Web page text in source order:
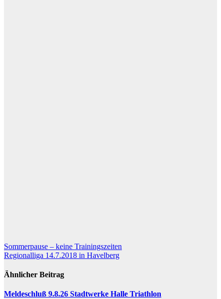
Beitragsnavigation
Sommerpause – keine Trainingszeiten
Regionalliga 14.7.2018 in Havelberg
Ähnlicher Beitrag
Meldeschluß 9.8.26 Stadtwerke Halle Triathlon